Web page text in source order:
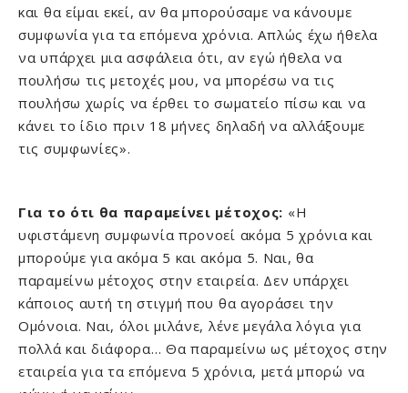
και θα είμαι εκεί, αν θα μπορούσαμε να κάνουμε
συμφωνία για τα επόμενα χρόνια. Απλώς έχω ήθελα
να υπάρχει μια ασφάλεια ότι, αν εγώ ήθελα να
πουλήσω τις μετοχές μου, να μπορέσω να τις
πουλήσω χωρίς να έρθει το σωματείο πίσω και να
κάνει το ίδιο πριν 18 μήνες δηλαδή να αλλάξουμε
τις συμφωνίες».
Για το ότι θα παραμείνει μέτοχος: «Η
υφιστάμενη συμφωνία προνοεί ακόμα 5 χρόνια και
μπορούμε για ακόμα 5 και ακόμα 5. Ναι, θα
παραμείνω μέτοχος στην εταιρεία. Δεν υπάρχει
κάποιος αυτή τη στιγμή που θα αγοράσει την
Ομόνοια. Ναι, όλοι μιλάνε, λένε μεγάλα λόγια για
πολλά και διάφορα… Θα παραμείνω ως μέτοχος στην
εταιρεία για τα επόμενα 5 χρόνια, μετά μπορώ να